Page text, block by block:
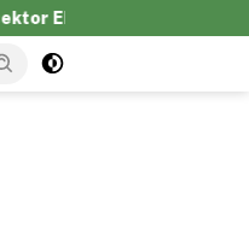
Kreatif di GAUL 2026